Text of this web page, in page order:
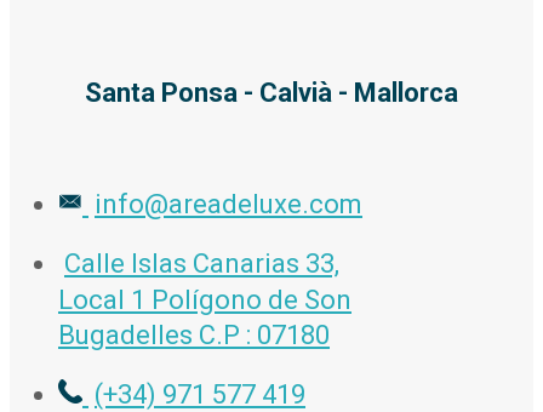
Santa Ponsa - Calvià - Mallorca
info@areadeluxe.com
Calle Islas Canarias 33,
Local 1 Polígono de Son
Bugadelles C.P : 07180
(+34) 971 577 419